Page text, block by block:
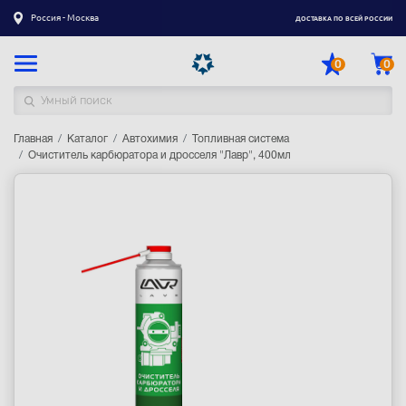
Россия - Москва ДОСТАВКА ПО ВСЕЙ РОССИИ
0 0
Каталог товаров
Оптовым и корпоративным клиентам
Главная Каталог Автохимия
Топливная система
Очиститель карбюратора и дросселя "Лавр", 400мл